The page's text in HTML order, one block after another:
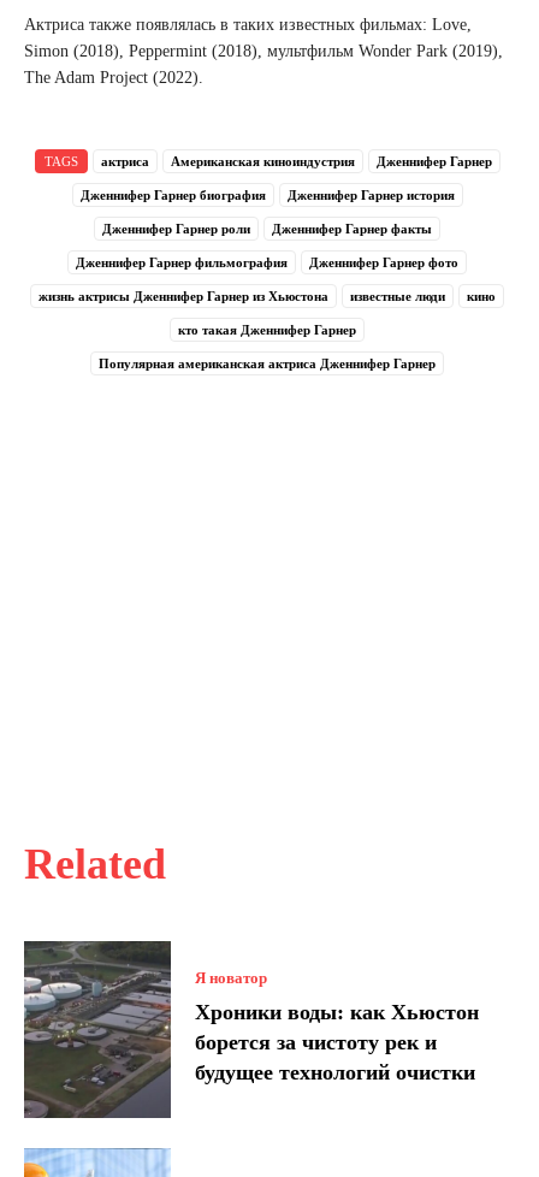
Related
Я новатор
Хроники воды: как Хьюстон
борется за чистоту рек и
будущее технологий очистки
Актриса также появлялась в таких известных фильмах: Love,
Simon (2018), Peppermint (2018), мультфильм Wonder Park (2019),
The Adam Project (2022).
TAGS актриса Американская киноиндустрия Дженнифер Гарнер
Дженнифер Гарнер биография Дженнифер Гарнер история
Дженнифер Гарнер роли Дженнифер Гарнер факты
Дженнифер Гарнер фильмография Дженнифер Гарнер фото
жизнь актрисы Дженнифер Гарнер из Хьюстона известные люди кино
кто такая Дженнифер Гарнер
Популярная американская актриса Дженнифер Гарнер